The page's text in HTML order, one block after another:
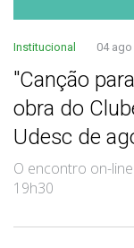
Institucional 04
"Canção
obra do
Udesc de
O encontro on-
19h30